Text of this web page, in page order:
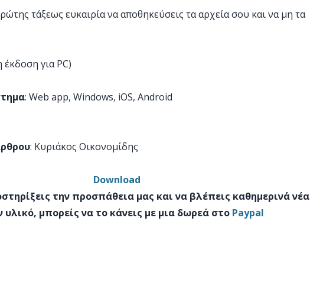
τάξεως ευκαιρία να αποθηκεύσεις τα αρχεία σου και να μη τα
έκδοση για PC)
: Web app, Windows, iOS, Android
: Κυριάκος Οικονομίδης
Download
την προσπάθεια μας και να βλέπεις καθημερινά νέα
μπορείς να το κάνεις με μια δωρεά στο Paypal